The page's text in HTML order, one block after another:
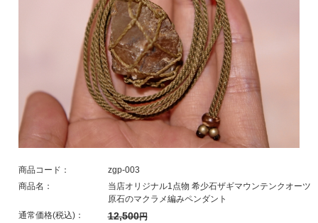
商品コード：
zgp-003
商品名：
当店オリジナル1点物 希少石ザギマウンテンクオーツ
原石のマクラメ編みペンダント
通常価格(税込)：
12,500円